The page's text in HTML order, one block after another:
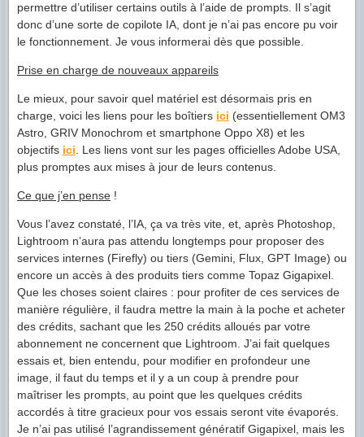
permettre d’utiliser certains outils à l’aide de prompts. Il s’agit
donc d’une sorte de copilote IA, dont je n’ai pas encore pu voir
le fonctionnement. Je vous informerai dès que possible.
Prise en charge de nouveaux appareils
Le mieux, pour savoir quel matériel est désormais pris en
charge, voici les liens pour les boîtiers ici (essentiellement OM3
Astro, GRIV Monochrom et smartphone Oppo X8) et les
objectifs ici. Les liens vont sur les pages officielles Adobe USA,
plus promptes aux mises à jour de leurs contenus.
Ce que j’en pense !
Vous l’avez constaté, l’IA, ça va très vite, et, après Photoshop,
Lightroom n’aura pas attendu longtemps pour proposer des
services internes (Firefly) ou tiers (Gemini, Flux, GPT Image) ou
encore un accès à des produits tiers comme Topaz Gigapixel.
Que les choses soient claires : pour profiter de ces services de
manière régulière, il faudra mettre la main à la poche et acheter
des crédits, sachant que les 250 crédits alloués par votre
abonnement ne concernent que Lightroom. J’ai fait quelques
essais et, bien entendu, pour modifier en profondeur une
image, il faut du temps et il y a un coup à prendre pour
maîtriser les prompts, au point que les quelques crédits
accordés à titre gracieux pour vos essais seront vite évaporés.
Je n’ai pas utilisé l’agrandissement génératif Gigapixel, mais les